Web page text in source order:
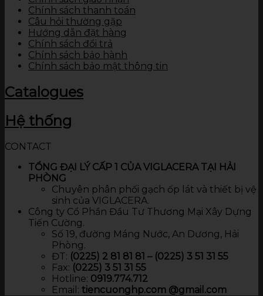
Chính sách thanh toán
Câu hỏi thường gặp
Hướng dẫn đặt hàng
Chính sách đổi trả
Chính sách bảo hành
Chính sách bảo mật thông tin
Catalogues
Hệ thống
CONTACT
TỔNG ĐẠI LÝ CẤP 1 CỦA VIGLACERA TẠI HẢI
PHÒNG
Chuyên phân phối gạch ốp lát và thiết bị vệ
sinh của VIGLACERA.
Công ty Cổ Phần Đầu Tư Thương Mại Xây Dựng
Tiến Cường.
Số 19, đường Máng Nước, An Dương, Hải
Phòng.
ĐT: (0225) 2 81 81 81 – (0225) 3 51 31 55
Fax: (0225) 3 51 31 55
Hotline: 0919.774.712​
Email: tiencuonghp.com @gmail.com